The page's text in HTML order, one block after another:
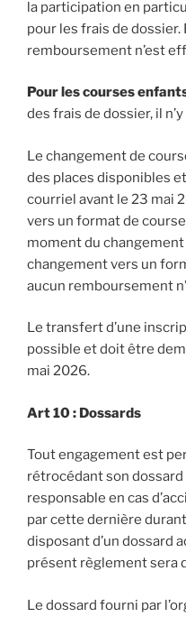
la participation en
pour les frais de dossier.
remboursement n’est
Pour les courses
des frais de dossier, il
Le changement de
des places disponibles
courriel avant le 23 mai
vers un format de
moment du
changement vers un
aucun remboursement
Le transfert d’une
possible et doit être
mai 2026.
Art 10 : Dossards
Tout engagement est
rétrocédant son
responsable en cas
par cette dernière
disposant d’un dossard
présent règlement sera
Le dossard fourni par